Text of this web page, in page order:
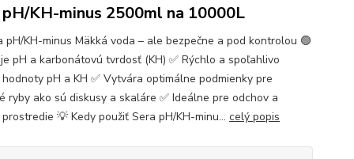
pH/KH-minus 2500ml na 10000L
pH/KH-minus Mäkká voda – ale bezpečne a pod kontrolou 🟢
pH a karbonátovú tvrdosť (KH) ✅ Rýchlo a spoľahlivo
pH a KH ✅ Vytvára optimálne podmienky pre
ryby ako sú diskusy a skaláre ✅ Ideálne pre odchov a
💡 Kedy použiť Sera pH/KH-minu... celý popis